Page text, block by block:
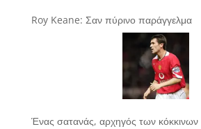
Roy Keane: Σαν πύρινο παράγγελμα
Ένας σατανάς, αρχηγός των κόκκινων